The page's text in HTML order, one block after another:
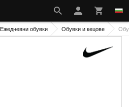
Ежедневни обувки Обувки и кецове